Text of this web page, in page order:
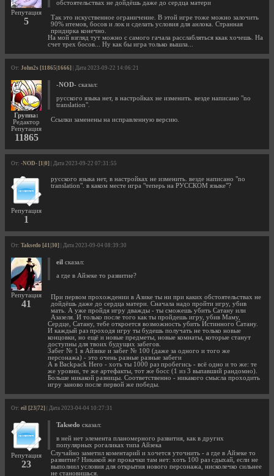
Репутация
5
обстоятельствах не дойдёшь даже до сердца матери
Так это искуственное ограничение. В этой игре тоже можно залочить
90% итемов, босов и лок и сделать условия для анлока. Странная
придирка конечно.
На мой взгляд тут можно с самого гачала расслабляться ккак хочешь. На
счет трех босов... Ну как бы игра только вышла...
От: John2s [11865|1666] | Дата 2023-09-22 14:06:21
Группа:
Редактор
Репутация
11865
-NOD- сказал:
русского языка нет, в настройках не изменить. везде написано "no
translation".
Ссылки заменены на исправленную версию.
От: -NOD- [1|0] | Дата 2023-09-22 07:31:55
Репутация
1
русского языка нет, в настройках не изменить. везде написано "no
translation". в каком месте игра "теперь на РУССКОМ языке"?
От: Taksedo [41|30] | Дата 2023-09-04 08:39:30
Репутация
41
eil сказал:
а где в Айзеке то развитие?
При первом прохождении в Азике ты ни при каких обстоятельствах не
дойдёшь даже до сердца матери. Сначала надо пройти игру, убив
мать. А уже пройдя игру дважды - ты сможешь убить Сатану или
Азазеля. И только после того как ты пройдешь игру, убив Маму,
Сердце, Сатану, тебе откроется возможность убить Истинного Сатану.
И каждый раз проходя игру ты будешь получать не только новые
концовки, но ещё и новые предметы, новые комнаты, которые станут
доступны для твоих будущих забегов.
Забег № 1 в Айзике и забег № 100 (даже за одного и того же
персонажа) - это очень разные разные забеги
А в Backpack Hero - хоть ты 1000 раз пробегись - всё одно и то же: те
же уровни, те же артефакты, тот же босс (1 из 3 выпавший рандомно).
Больше никакой разницы. Соответственно - никакого смысла проходить
игру заново после первой же победы.
От: eil [23|72] | Дата 2023-04-04 10:27:31
Репутация
23
Taksedo сказал:
в ней нет элемента планомерного развития, как в других
популярных рогаликах типа Айзека
Случайно заметил коментарий и хочется уточнить - а где в Айзеке то
развитие? Никакой же прокачки там нет: хоть 100 раз сдыхай, если не
выполнил условия для открытия нового персонажа, нисколечко сильнее
не становишься.